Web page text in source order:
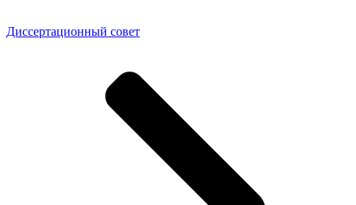
Диссертационный совет